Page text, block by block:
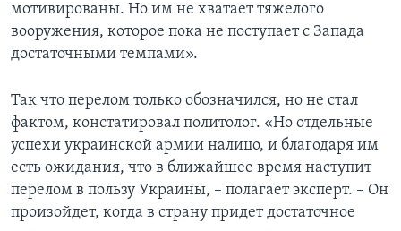
мотивированы. Но им не хватает тяжелого
вооружения, которое пока не поступает с Запада
достаточными темпами».
Так что перелом только обозначился, но не стал
фактом, констатировал политолог. «Но отдельные
успехи украинской армии налицо, и благодаря им
есть ожидания, что в ближайшее время наступит
перелом в пользу Украины, – полагает эксперт. – Он
произойдет, когда в страну придет достаточное